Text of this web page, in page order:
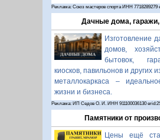
Реклама: Союз мастеров спорта ИНН 7718289279
Дачные дома,
Изготовление
домов,
бытовок,
киосков, павильонов и других
металлокаркаса –
жизни и бизнеса.
Реклама: ИП Седов О. И. ИНН 911100036130
Памятники от
Цены ещё